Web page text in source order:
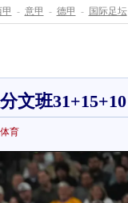
- 意甲 - 德甲 - 国际足坛
文班31+15+10
育